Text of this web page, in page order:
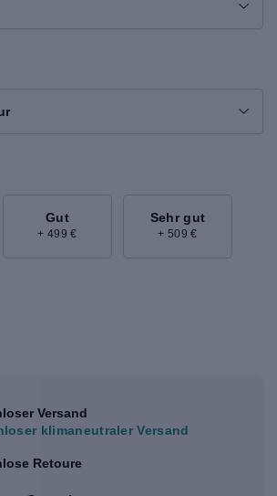
Gut
+ 499 €
Sehr gut
+ 509 €
Versand
klimaneutraler Versand
Retoure